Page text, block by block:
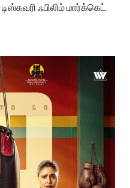
ஃபிலிம் மார்க்கெட்